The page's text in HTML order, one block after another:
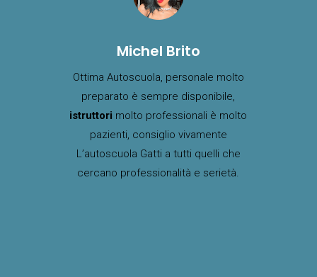
Michel Brito
Ottima Autoscuola, personale molto
preparato è sempre disponibile,
istruttori molto professionali è molto
pazienti, consiglio vivamente
L’autoscuola Gatti a tutti quelli che
cercano professionalità e serietà.